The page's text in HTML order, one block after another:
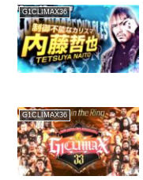
G1CLIMAX36
G1CLIMAX36